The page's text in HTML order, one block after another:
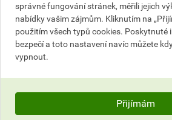
Okapový systém z pozinkovaného
výroby opatřen barevným
odstínech. Součástí systému jsou
komponenty, kolena, žlaby, svody,
Informace o ceně
správné fungování stránek, měřili jejich
nabídky vašim zájmům. Kliknutím na
použitím všech typů cookies. Poskytnuté
bezpečí a toto nastavení navíc můžete
vypnout.
Přijímám